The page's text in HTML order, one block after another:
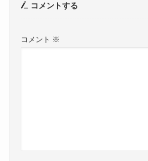
コメントする
コメント ※